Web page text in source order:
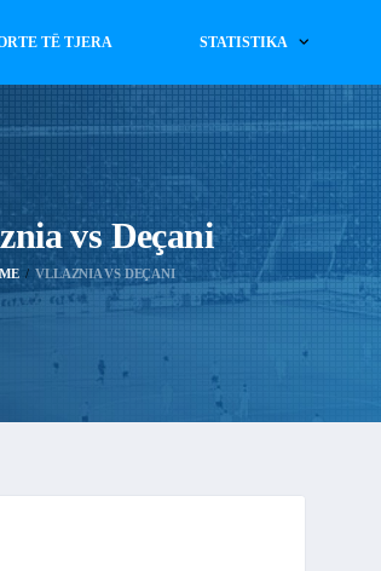
TË TJERA STATISTIKA
vs Deçani
VLLAZNIA VS DEÇANI